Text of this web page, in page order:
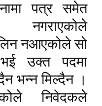
पत्र समेत
नगराएकोले
नआएकोले सो
उक्त पदमा
भन्न मिल्दैन ।
निवेदकले